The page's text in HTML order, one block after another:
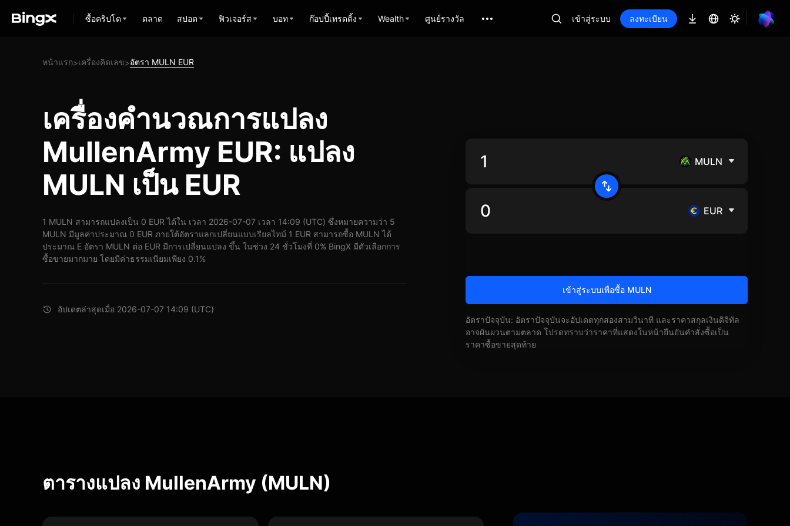
ซื้อคริปโต ตลาด สปอต ฟิวเจอร์ส บอท ก๊อปปี้เทรดดิ้ง Wealth ศูนย์รางวัล เข้าสู่ระบบ ลงทะเบียน
หน้าแรก>เครื่องคิดเลข>อัตรา MULN EUR
เครื่องคำนวณการแปลง
MullenArmy EUR: แปลง
MULN เป็น EUR
1 MULN สามารถแปลงเป็น 0 EUR ได้ใน เวลา 2026-07-07 เวลา 14:09 (UTC) ซึ่งหมายความว่า 5
MULN มีมูลค่าประมาณ 0 EUR ภายใต้อัตราแลกเปลี่ยนแบบเรียลไทม์ 1 EUR สามารถซื้อ MULN ได้
ประมาณ E อัตรา MULN ต่อ EUR มีการเปลี่ยนแปลง ขึ้น ในช่วง 24 ชั่วโมงที่ 0% BingX มีตัวเลือกการ
ซื้อขายมากมาย โดยมีค่าธรรมเนียมเพียง 0.1%
อัปเดตล่าสุดเมื่อ 2026-07-07 14:09 (UTC)
MULN
EUR
เข้าสู่ระบบเพื่อซื้อ MULN
อัตราปัจจุบัน: อัตราปัจจุบันจะอัปเดตทุกสองสามวินาที และราคาสกุลเงินดิจิทัล
อาจผันผวนตามตลาด โปรดทราบว่าราคาที่แสดงในหน้ายืนยันคำสั่งซื้อเป็น
ราคาซื้อขายสุดท้าย
ตารางแปลง MullenArmy (MULN)